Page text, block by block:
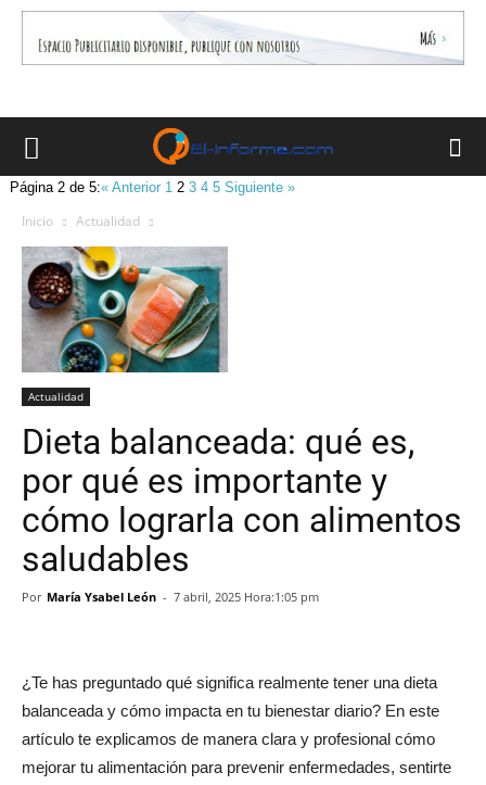
Página 2 de 5:« Anterior 1 23 4 5 Siguiente »
Inicio Actualidad
Actualidad
Dieta balanceada: qué es,
por qué es importante y
cómo lograrla con alimentos
saludables
Por María Ysabel León - 7 abril, 2025 Hora:1:05 pm
¿Te has preguntado qué significa realmente tener una dieta
balanceada y cómo impacta en tu bienestar diario? En este
artículo te explicamos de manera clara y profesional cómo
mejorar tu alimentación para prevenir enfermedades, sentirte